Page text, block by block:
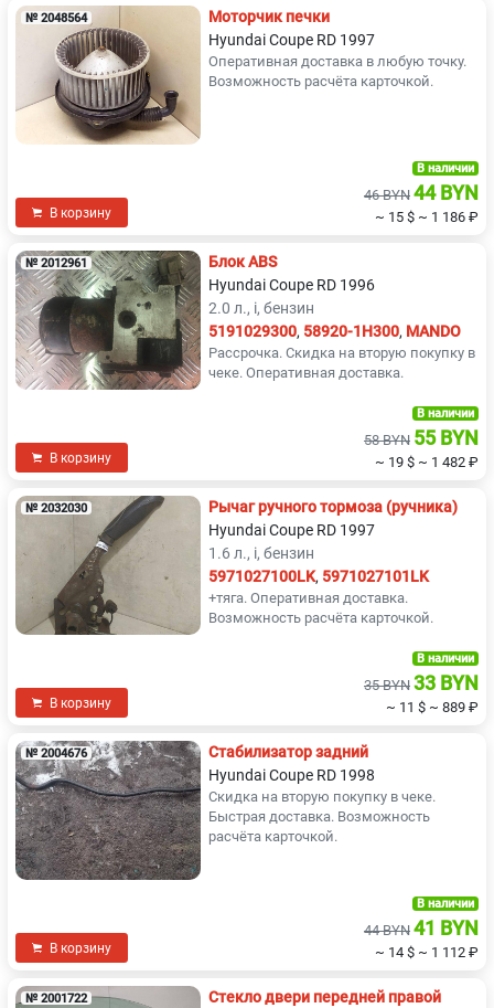
№ 2048564
Моторчик печки
Hyundai Coupe RD 1997
Оперативная доставка в любую точку.
Возможность расчёта карточкой.
В корзину
В наличии
46 BYN 44 BYN
~ 15 $ ~ 1 186 ₽
№ 2012961
Блок ABS
Hyundai Coupe RD 1996
2.0 л., i, бензин
5191029300, 58920-1H300, MANDO
Рассрочка. Скидка на вторую покупку в
чеке. Оперативная доставка.
В корзину
В наличии
58 BYN 55 BYN
~ 19 $ ~ 1 482 ₽
№ 2032030
Рычаг ручного тормоза (ручника)
Hyundai Coupe RD 1997
1.6 л., i, бензин
5971027100LK, 5971027101LK
+тяга. Оперативная доставка.
Возможность расчёта карточкой.
В корзину
В наличии
35 BYN 33 BYN
~ 11 $ ~ 889 ₽
№ 2004676
Стабилизатор задний
Hyundai Coupe RD 1998
Скидка на вторую покупку в чеке.
Быстрая доставка. Возможность
расчёта карточкой.
В корзину
В наличии
44 BYN 41 BYN
~ 14 $ ~ 1 112 ₽
№ 2001722
Стекло двери передней правой